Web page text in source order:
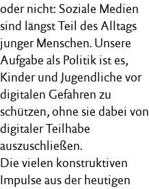
oder nicht: Soziale Medien
sind längst Teil des Alltags
junger Menschen. Unsere
Aufgabe als Politik ist es,
Kinder und Jugendliche vor
digitalen Gefahren zu
schützen, ohne sie dabei von
digitaler Teilhabe
auszuschließen.
Die vielen konstruktiven
Impulse aus der heutigen